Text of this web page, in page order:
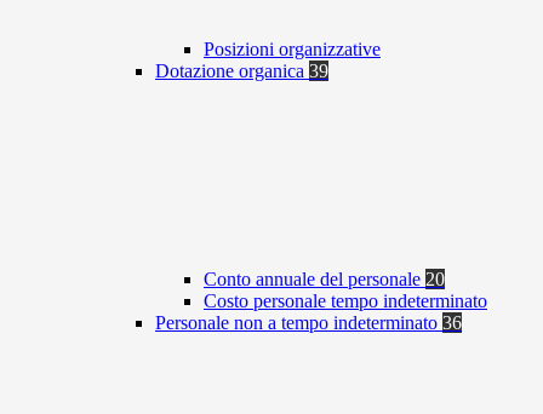
Posizioni organizzative
Dotazione organica 39
Conto annuale del personale 20
Costo personale tempo indeterminato
Personale non a tempo indeterminato 36